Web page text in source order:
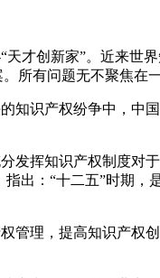
才创新家”。近来世
所有问题无不聚焦在
知识产权纷争中，中
发挥知识产权制度对
出：“十二五”时期，
管理，提高知识产权